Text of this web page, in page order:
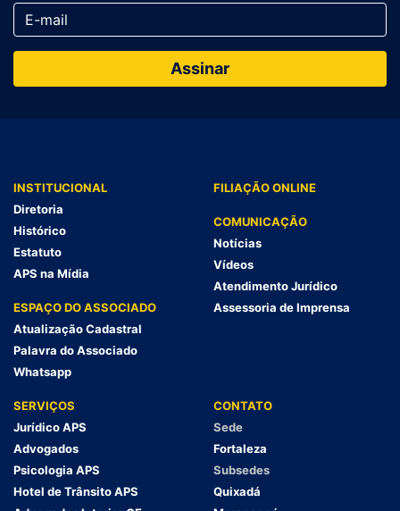
INSTITUCIONAL
Diretoria
Histórico
Estatuto
APS na Mídia
ESPAÇO DO ASSOCIADO
Atualização Cadastral
Palavra do Associado
Whatsapp
FILIAÇÃO ONLINE
COMUNICAÇÃO
Notícias
Vídeos
Atendimento Jurídico
Assessoria de Imprensa
SERVIÇOS
Jurídico APS
Advogados
Psicologia APS
Hotel de Trânsito APS
CONTATO
Sede
Fortaleza
Subsedes
Quixadá